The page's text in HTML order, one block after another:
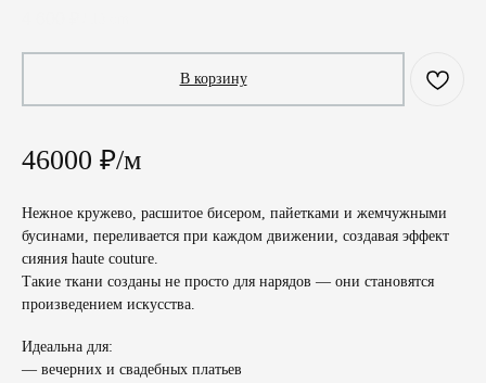
В корзину
46000 ₽/м
Нежное кружево, расшитое бисером, пайетками и жемчужными
бусинами, переливается при каждом движении, создавая эффект
сияния haute couture.
Такие ткани созданы не просто для нарядов — они становятся
произведением искусства.
Идеальна для:
— вечерних и свадебных платьев